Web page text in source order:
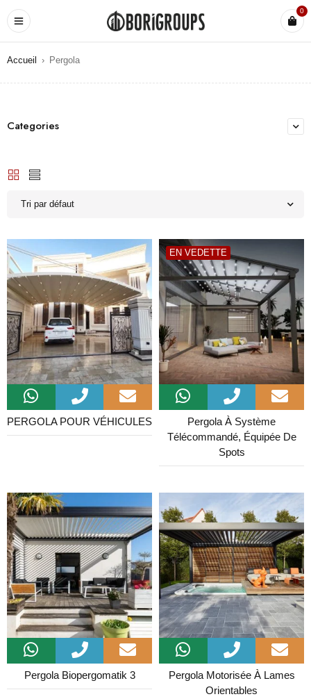
0
Accueil › Pergola
Categories
Tri par défaut
PERGOLA POUR VÉHICULES
EN VEDETTE
Pergola À Système
Télécommandé, Équipée De
Spots
Pergola Biopergomatik 3
Pergola Motorisée À Lames
Orientables